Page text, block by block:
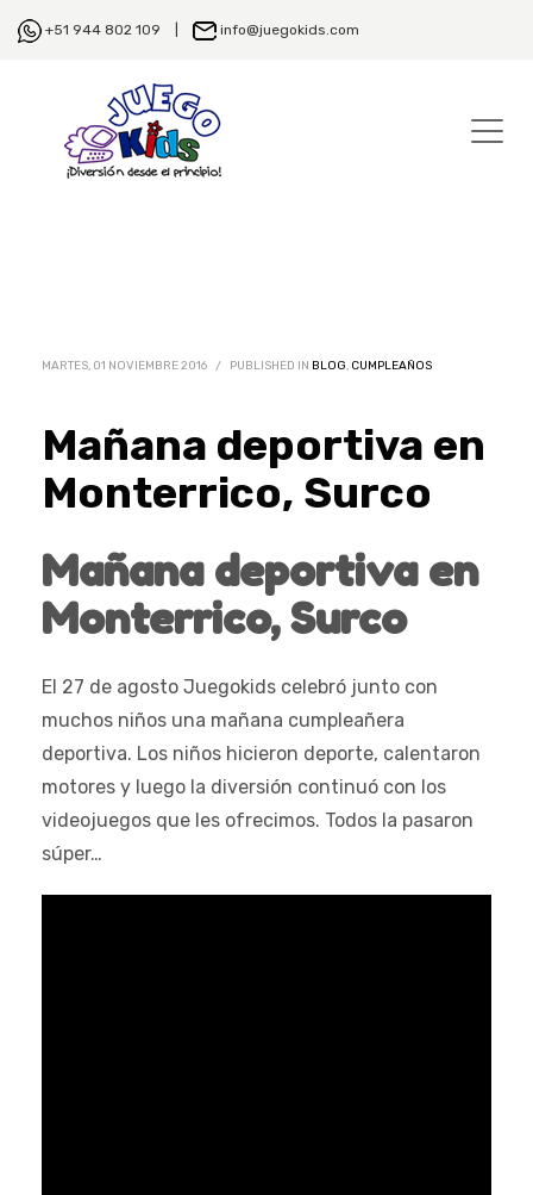
+51 944 802 109 | info@juegokids.com
MARTES, 01 NOVIEMBRE 2016 / PUBLISHED IN BLOG, CUMPLEAÑOS
Mañana deportiva en
Monterrico, Surco
Mañana deportiva en
Monterrico, Surco
El 27 de agosto Juegokids celebró junto con
muchos niños una mañana cumpleañera
deportiva. Los niños hicieron deporte, calentaron
motores y luego la diversión continuó con los
videojuegos que les ofrecimos. Todos la pasaron
súper…